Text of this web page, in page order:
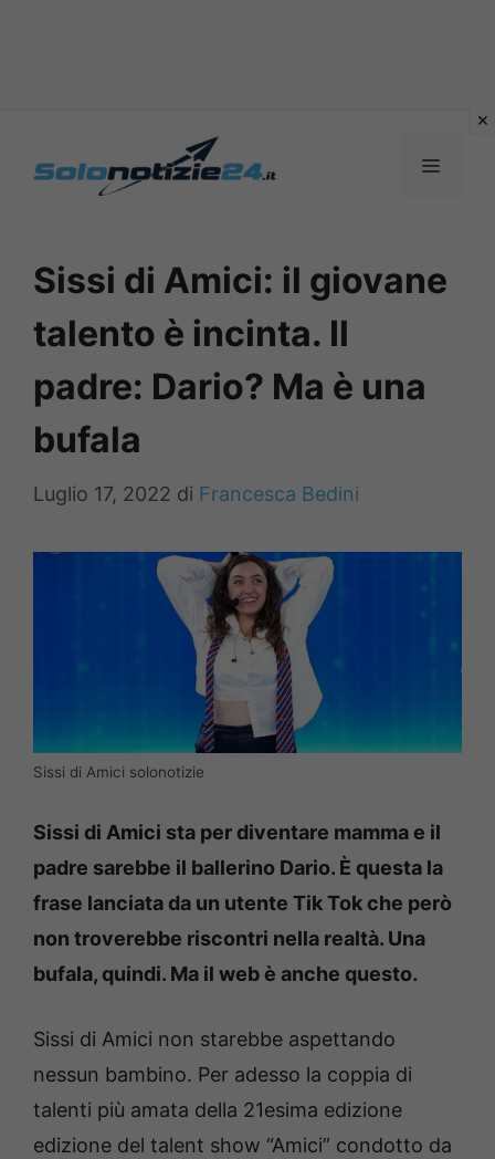
MENU
Sissi di Amici: il giovane
talento è incinta. Il
padre: Dario? Ma è una
bufala
Luglio 17, 2022 di Francesca Bedini
Sissi di Amici solonotizie
Sissi di Amici sta per diventare mamma e il
padre sarebbe il ballerino Dario. È questa la
frase lanciata da un utente Tik Tok che però
non troverebbe riscontri nella realtà. Una
bufala, quindi. Ma il web è anche questo.
Sissi di Amici non starebbe aspettando
nessun bambino. Per adesso la coppia di
talenti più amata della 21esima edizione
edizione del talent show “Amici” condotto da